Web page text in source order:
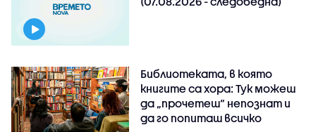
Библиотеката, в която
книгите са хора: Тук можеш
да „прочетеш“ непознат и
да го попиташ всичко